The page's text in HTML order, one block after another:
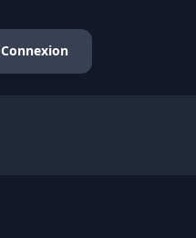
Connexion